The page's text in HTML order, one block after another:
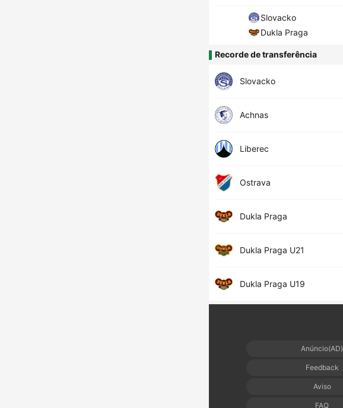
Slovacko
Dukla Praga
Recorde de transferência
Slovacko
Achnas
Liberec
Ostrava
Dukla Praga
Dukla Praga U21
Dukla Praga U19
Anúncio(AD)
Feedback
Aviso
FAQ